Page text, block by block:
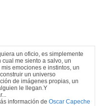
un oficio, es simplemente
me siento a salvo, un
emociones e instintos, un
un universo
de imágenes propias, un
le llegan.Y
información de Oscar Capeche